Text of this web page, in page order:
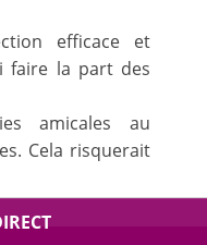
efficace et
faire la part des
amicales au
Cela risquerait
tout sera une